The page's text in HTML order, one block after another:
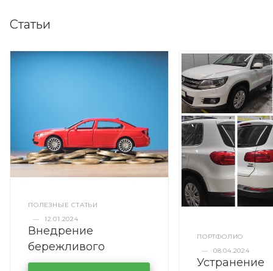
Статьи
ПОЛЕЗНЫЕ СТАТЬИ
—
12.01.2024
Внедрение
бережливого
производства в
ПОРТФОЛИО
—
08.04.2024
Устранение